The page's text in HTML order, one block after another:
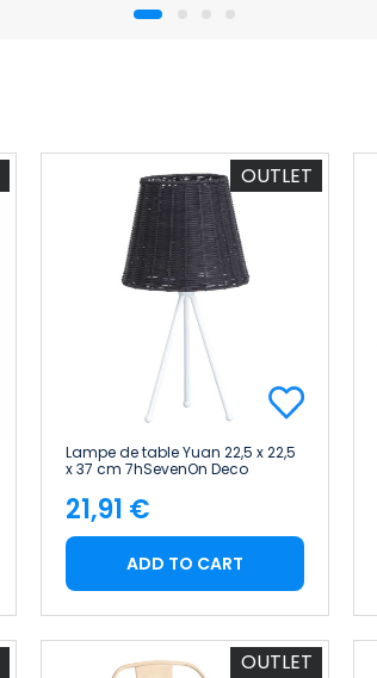
1
OUTLET
Lampe de table Yuan 22,5 x 22,5
x 37 cm 7hSevenOn Deco
Price
21,91 €
ADD TO CART
OUTLET